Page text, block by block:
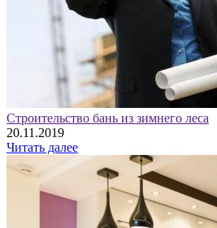
Строительство бань из зимнего леса
20.11.2019
Читать далее